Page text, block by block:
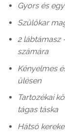
Gyors és
Szülőkar
2 lábtámasz
számára
Kényelmes
ülésen
Tartozékai
tágas táska
Hátsó